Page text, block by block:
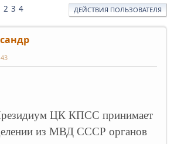
2 3 4 ДЕЙСТВИЯ ПОЛЬЗОВАТЕЛЯ
ЦК КПСС принимает
из МВД СССР органов